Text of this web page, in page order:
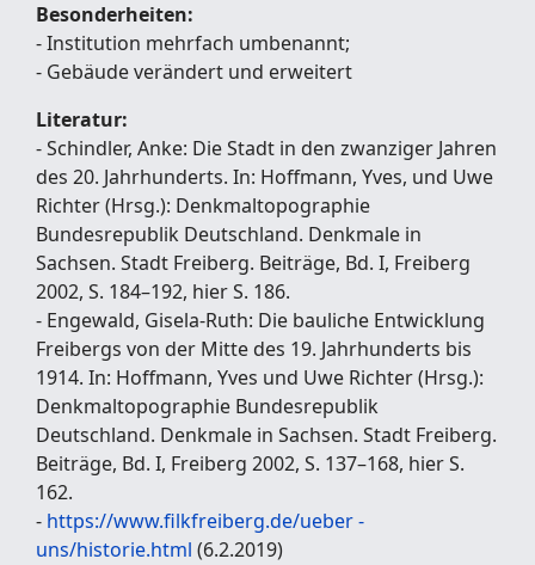
Besonderheiten:
- Institution mehrfach umbenannt;
- Gebäude verändert und erweitert
Literatur:
- Schindler, Anke: Die Stadt in den zwanziger Jahren
des 20. Jahrhunderts. In: Hoffmann, Yves, und Uwe
Richter (Hrsg.): Denkmaltopographie
Bundesrepublik Deutschland. Denkmale in
Sachsen. Stadt Freiberg. Beiträge, Bd. I, Freiberg
2002, S. 184–192, hier S. 186.
- Engewald, Gisela-Ruth: Die bauliche Entwicklung
Freibergs von der Mitte des 19. Jahrhunderts bis
1914. In: Hoffmann, Yves und Uwe Richter (Hrsg.):
Denkmaltopographie Bundesrepublik
Deutschland. Denkmale in Sachsen. Stadt Freiberg.
Beiträge, Bd. I, Freiberg 2002, S. 137–168, hier S.
162.
- https://www.filkfreiberg.de/ueber -
uns/historie.html (6.2.2019)